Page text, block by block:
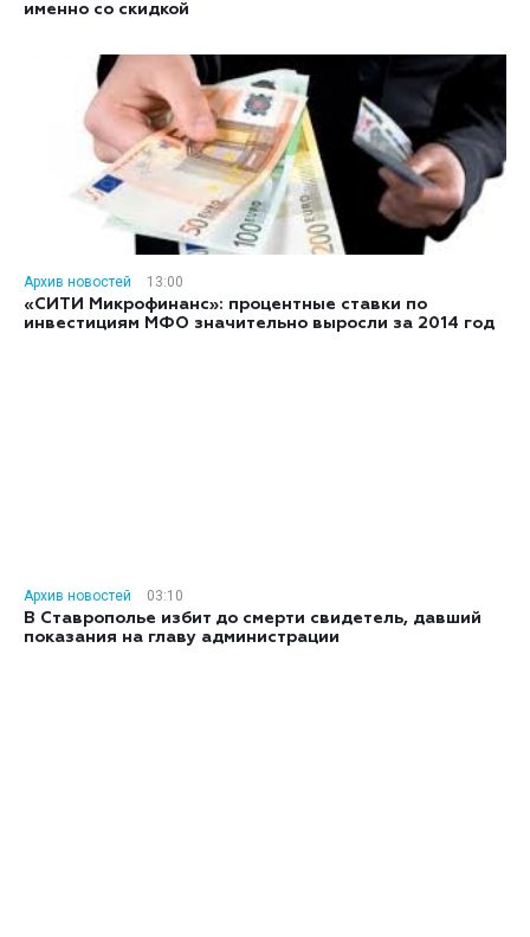
именно со скидкой
Архив новостей
13:00
«СИТИ Микрофинанс»: процентные ставки по
инвестициям МФО значительно выросли за 2014 год
Архив новостей
03:10
В Ставрополье избит до смерти свидетель, давший
показания на главу администрации